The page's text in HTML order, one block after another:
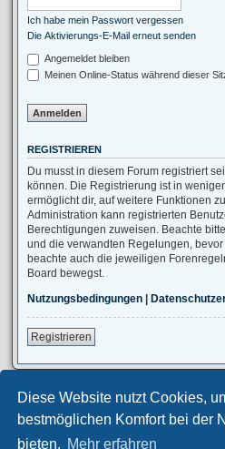
Diese Website nutzt Cookies,
bestmöglichen Komfort bei der
bieten. Mehr erfahren
Ich habe mein Passwort vergessen
Die Aktivierungs-E-Mail erneut senden
Angemeldet bleiben
Meinen Online-Status während dieser
REGISTRIEREN
Du musst in diesem Forum registriert
können. Die Registrierung ist in
ermöglicht dir, auf weitere Funktionen
Administration kann registrierten
Berechtigungen zuweisen. Beachte
und die verwandten Regelungen,
beachte auch die jeweiligen
Board bewegst.
Nutzungsbedingungen |
Registrieren
Foren-Übersicht